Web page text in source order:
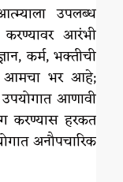
उपलब्ध
आरंभी
कर्म, भक्तीची
आमचा भर आहे;
आणावी
करण्यास हरकत
अनौपचारिक